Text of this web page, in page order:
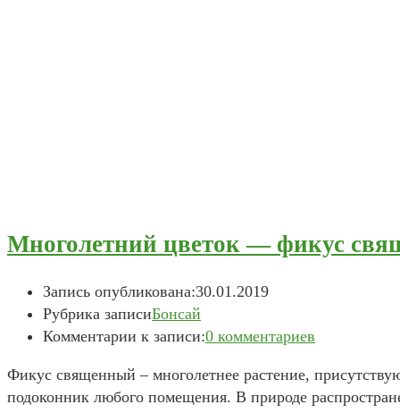
Многолетний цветок — фикус
Запись опубликована:30.01.2019
Рубрика записиБонсай
Комментарии к записи:0 комментариев
Фикус священный – многолетнее растение,
подоконник любого помещения. В природе